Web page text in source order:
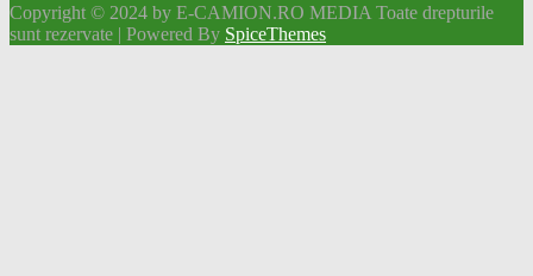
Copyright © 2024 by E-CAMION.RO MEDIA Toate drepturile
sunt rezervate | Powered By SpiceThemes